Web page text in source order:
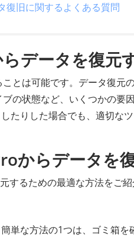
復旧に関するよくある質問
データを復元
とは可能です。データ復元
の状態など、いくつかの要
たりした場合でも、適切な
からデータを
するための最適な方法をご紹
単な方法の1つは、ゴミ箱